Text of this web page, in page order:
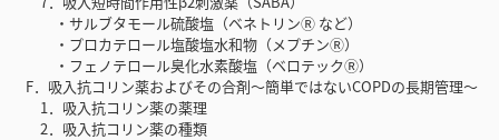
・サルブタモール硫酸塩（ベネトリンⓇ など）
・プロカテロール塩酸塩水和物（メプチンⓇ）
・フェノテロール臭化水素酸塩（ベロテックⓇ）
F．吸入抗コリン薬およびその合剤〜簡単ではないCOPDの長期管理〜
1．吸入抗コリン薬の薬理
2．吸入抗コリン薬の種類